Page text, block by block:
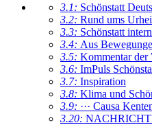
3.1: Schönstatt
3.2: Rund ums
3.3: Schönstatt
3.4: Aus
3.5: Kommentar der
3.6: ImPuls
3.7: Inspiration
3.8: Klima und
3.9: ··· Causa
3.20: